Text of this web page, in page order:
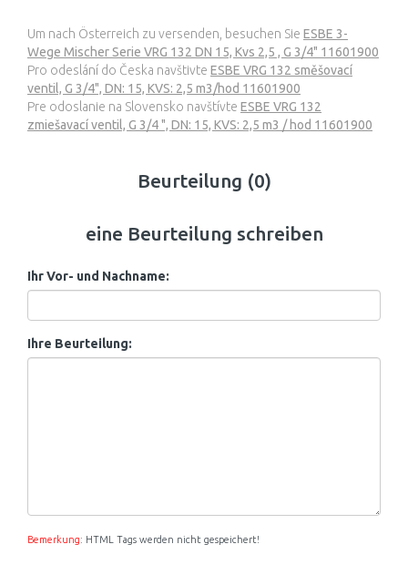
Um nach Österreich zu versenden, besuchen Sie ESBE 3-
Wege Mischer Serie VRG 132 DN 15, Kvs 2,5 , G 3/4" 11601900
Pro odeslání do Česka navštivte ESBE VRG 132 směšovací
ventil, G 3/4", DN: 15, KVS: 2,5 m3/hod 11601900
Pre odoslanie na Slovensko navštívte ESBE VRG 132
zmiešavací ventil, G 3/4 ", DN: 15, KVS: 2,5 m3 / hod 11601900
Beurteilung (0)
eine Beurteilung schreiben
Ihr Vor- und Nachname:
Ihre Beurteilung:
Bemerkung: HTML Tags werden nicht gespeichert!